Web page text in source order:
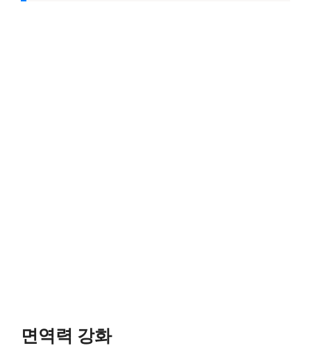
면역력 강화